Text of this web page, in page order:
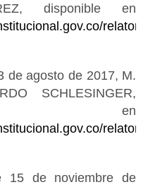
disponible en
relatoria/
de agosto de 2017, M.
SCHLESINGER,
en
relatoria/
15 de noviembre de